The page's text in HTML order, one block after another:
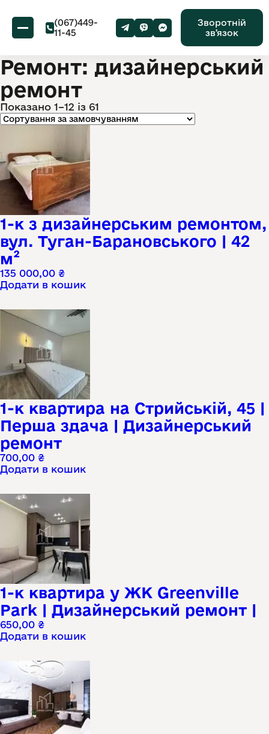
(067)449-
11-45
Зворотній
звʼязок
Ремонт: дизайнерський
ремонт
Показано 1–12 із 61
1-к з дизайнерським ремонтом,
вул. Туган-Барановського | 42
м²
135 000,00 ₴
Додати в кошик
1-к квартира на Стрийській, 45 |
Перша здача | Дизайнерський
ремонт
700,00 ₴
Додати в кошик
1-к квартира у ЖК Greenville
Park | Дизайнерський ремонт |
650,00 ₴
Додати в кошик